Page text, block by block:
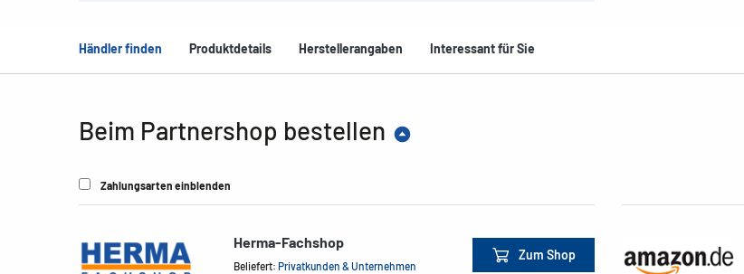
Händler finden Produktdetails Herstellerangaben Interessant für Sie
Beim Partnershop bestellen
Zahlungsarten einblenden
Herma-Fachshop
Beliefert: Privatkunden & Unternehmen
Zum Shop